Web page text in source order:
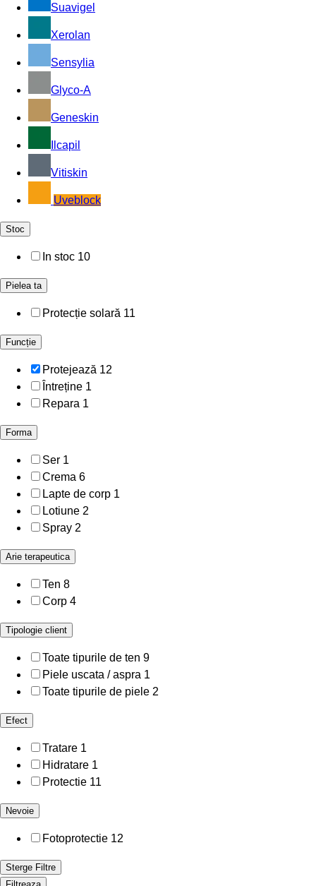
Suavigel
Xerolan
Sensylia
Glyco-A
Geneskin
Ilcapil
Vitiskin
Uveblock
Stoc
In stoc 10
Pielea ta
Protecție solară 11
Funcție
Protejează 12
Întreține 1
Repara 1
Forma
Ser 1
Crema 6
Lapte de corp 1
Lotiune 2
Spray 2
Arie terapeutica
Ten 8
Corp 4
Tipologie client
Toate tipurile de ten 9
Piele uscata / aspra 1
Toate tipurile de piele 2
Efect
Tratare 1
Hidratare 1
Protectie 11
Nevoie
Fotoprotectie 12
Sterge Filtre